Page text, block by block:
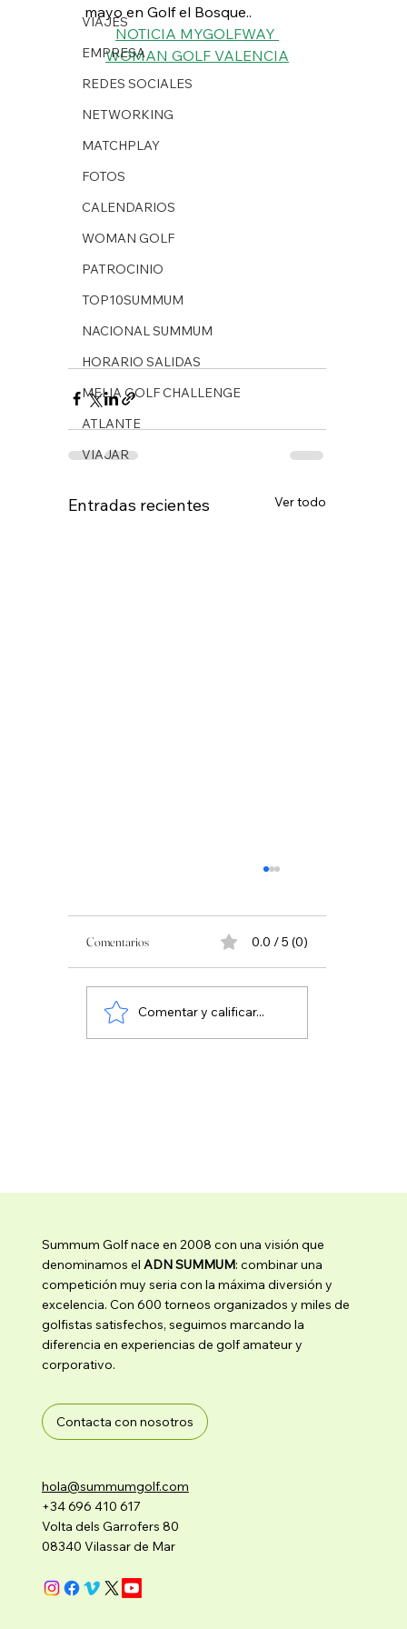
VIAJES
EMPRESA
REDES SOCIALES
NETWORKING
MATCHPLAY
FOTOS
CALENDARIOS
WOMAN GOLF
PATROCINIO
TOP10SUMMUM
NACIONAL SUMMUM
HORARIO SALIDAS
MELIA GOLF CHALLENGE
ATLANTE
VIAJAR
mayo en Golf el Bosque..
NOTICIA MYGOLFWAY
WOMAN GOLF VALENCIA
Entradas recientes Ver todo
Comentarios 0.0 / 5 (0)
Comentar y calificar...
Summum Golf nace en 2008 con una visión que
denominamos el ADN SUMMUM: combinar una
competición muy seria con la máxima diversión y
excelencia. Con 600 torneos organizados y miles de
golfistas satisfechos, seguimos marcando la
diferencia en experiencias de golf amateur y
corporativo.
Contacta con nosotros
hola@summumgolf.com
+34 696 410 617
Volta dels Garrofers 80
08340 Vilassar de Mar